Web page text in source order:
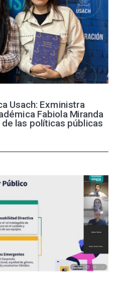
Usach: Exministra
Fabiola Miranda
las políticas públicas